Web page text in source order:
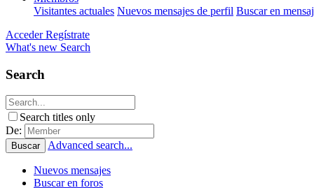
Visitantes actuales Nuevos mensajes de perfil Buscar en
Acceder Regístrate
What's new Search
Search
Search titles only
De:
Buscar Advanced search...
Nuevos mensajes
Buscar en foros